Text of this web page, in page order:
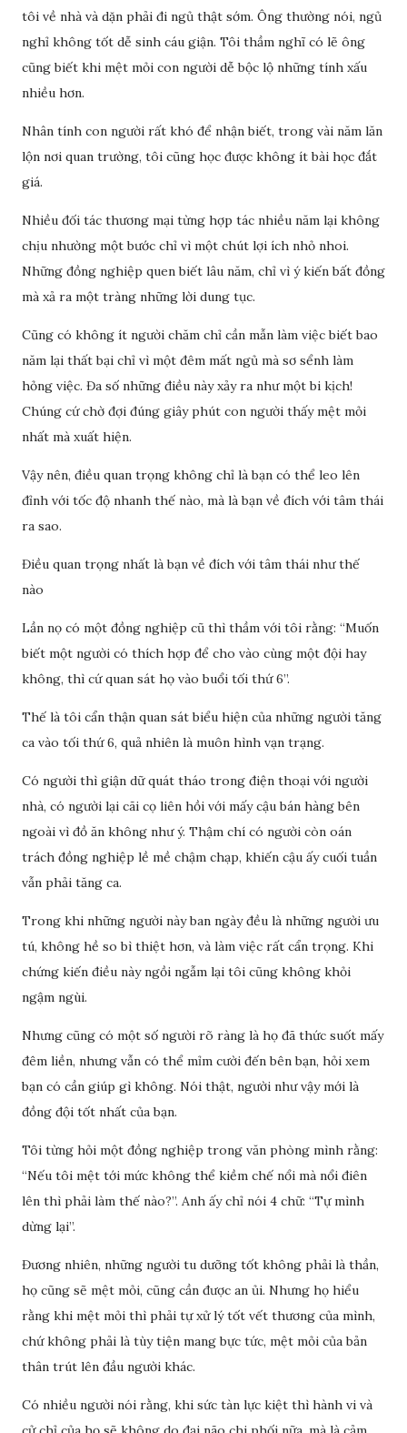
tôi về nhà và dặn phải đi ngủ thật sớm. Ông thường nói, ngủ
nghỉ không tốt dễ sinh cáu giận. Tôi thầm nghĩ có lẽ ông
cũng biết khi mệt mỏi con người dễ bộc lộ những tính xấu
nhiều hơn.
Nhân tính con người rất khó để nhận biết, trong vài năm lăn
lộn nơi quan trường, tôi cũng học được không ít bài học đắt
giá.
Nhiều đối tác thương mại từng hợp tác nhiều năm lại không
chịu nhường một bước chỉ vì một chút lợi ích nhỏ nhoi.
Những đồng nghiệp quen biết lâu năm, chỉ vì ý kiến bất đồng
mà xả ra một tràng những lời dung tục.
Cũng có không ít người chăm chỉ cần mẫn làm việc biết bao
năm lại thất bại chỉ vì một đêm mất ngủ mà sơ sểnh làm
hỏng việc. Đa số những điều này xảy ra như một bi kịch!
Chúng cứ chờ đợi đúng giây phút con người thấy mệt mỏi
nhất mà xuất hiện.
Vậy nên, điều quan trọng không chỉ là bạn có thể leo lên
đỉnh với tốc độ nhanh thế nào, mà là bạn về đích với tâm thái
ra sao.
Điều quan trọng nhất là bạn về đích với tâm thái như thế
nào
Lần nọ có một đồng nghiệp cũ thì thầm với tôi rằng: “Muốn
biết một người có thích hợp để cho vào cùng một đội hay
không, thì cứ quan sát họ vào buổi tối thứ 6”.
Thế là tôi cẩn thận quan sát biểu hiện của những người tăng
ca vào tối thứ 6, quả nhiên là muôn hình vạn trạng.
Có người thì giận dữ quát tháo trong điện thoại với người
nhà, có người lại cãi cọ liên hồi với mấy cậu bán hàng bên
ngoài vì đồ ăn không như ý. Thậm chí có người còn oán
trách đồng nghiệp lề mề chậm chạp, khiến cậu ấy cuối tuần
vẫn phải tăng ca.
Trong khi những người này ban ngày đều là những người ưu
tú, không hề so bì thiệt hơn, và làm việc rất cẩn trọng. Khi
chứng kiến điều này ngồi ngẫm lại tôi cũng không khỏi
ngậm ngùi.
Nhưng cũng có một số người rõ ràng là họ đã thức suốt mấy
đêm liền, nhưng vẫn có thể mỉm cười đến bên bạn, hỏi xem
bạn có cần giúp gì không. Nói thật, người như vậy mới là
đồng đội tốt nhất của bạn.
Tôi từng hỏi một đồng nghiệp trong văn phòng mình rằng:
“Nếu tôi mệt tới mức không thể kiềm chế nổi mà nổi điên
lên thì phải làm thế nào?”. Anh ấy chỉ nói 4 chữ: “Tự mình
dừng lại”.
Đương nhiên, những người tu dưỡng tốt không phải là thần,
họ cũng sẽ mệt mỏi, cũng cần được an ủi. Nhưng họ hiểu
rằng khi mệt mỏi thì phải tự xử lý tốt vết thương của mình,
chứ không phải là tùy tiện mang bực tức, mệt mỏi của bản
thân trút lên đầu người khác.
Có nhiều người nói rằng, khi sức tàn lực kiệt thì hành vi và